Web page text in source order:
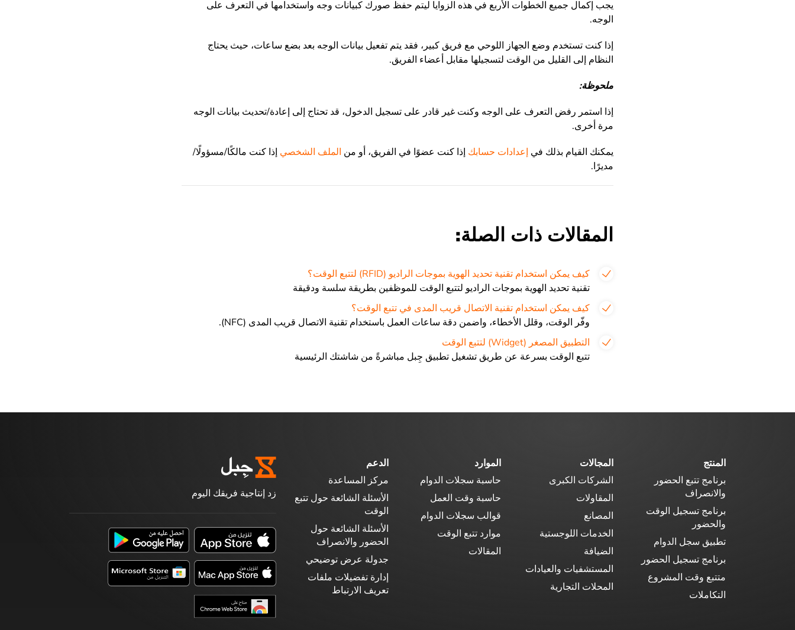
يجب إكمال جميع الخطوات الأربع في هذه الزوايا ليتم حفظ صورك كبيانات وجه واستخدامها في التعرف على
الوجه.
إذا كنت تستخدم وضع الجهاز اللوحي مع فريق كبير، فقد يتم تفعيل بيانات الوجه بعد بضع ساعات، حيث يحتاج
النظام إلى القليل من الوقت لتسجيلها مقابل أعضاء الفريق.
ملحوظة:
إذا استمر رفض التعرف على الوجه وكنت غير قادر على تسجيل الدخول، قد تحتاج إلى إعادة/تحديث بيانات الوجه
مرة أخرى.
يمكنك القيام بذلك في إعدادات حسابك إذا كنت عضوًا في الفريق، أو من الملف الشخصي إذا كنت مالكًا/مسؤولًا/
مديرًا.
المقالات ذات الصلة:
كيف يمكن استخدام تقنية تحديد الهوية بموجات الراديو (RFID) لتتبع الوقت؟
تقنية تحديد الهوية بموجات الراديو لتتبع الوقت للموظفين بطريقة سلسة ودقيقة
كيف يمكن استخدام تقنية الاتصال قريب المدى في تتبع الوقت؟
وفّر الوقت، وقلل الأخطاء، واضمن دقة ساعات العمل باستخدام تقنية الاتصال قريب المدى (NFC).
التطبيق المصغر (Widget) لتتبع الوقت
تتبع الوقت بسرعة عن طريق تشغيل تطبيق جِبل مباشرةً من شاشتك الرئيسية
المنتج
برنامج تتبع الحضور
والانصراف
برنامج تسجيل الوقت
والحضور
تطبيق سجل الدوام
برنامج تسجيل الحضور
متتبع وقت المشروع
التكاملات
المجالات
الشركات الكبرى
المقاولات
المصانع
الخدمات اللوجستية
الضيافة
المستشفيات والعيادات
المحلات التجارية
الموارد
حاسبة سجلات الدوام
حاسبة وقت العمل
قوالب سجلات الدوام
موارد تتبع الوقت
المقالات
الدعم
مركز المساعدة
الأسئلة الشائعة حول تتبع
الوقت
الأسئلة الشائعة حول
الحضور والانصراف
جدولة عرض توضيحي
إدارة تفضيلات ملفات
تعريف الارتباط
زد إنتاجية فريقك اليوم